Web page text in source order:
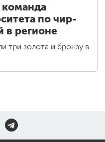
по чир-
в регионе
три золота и бронзу в